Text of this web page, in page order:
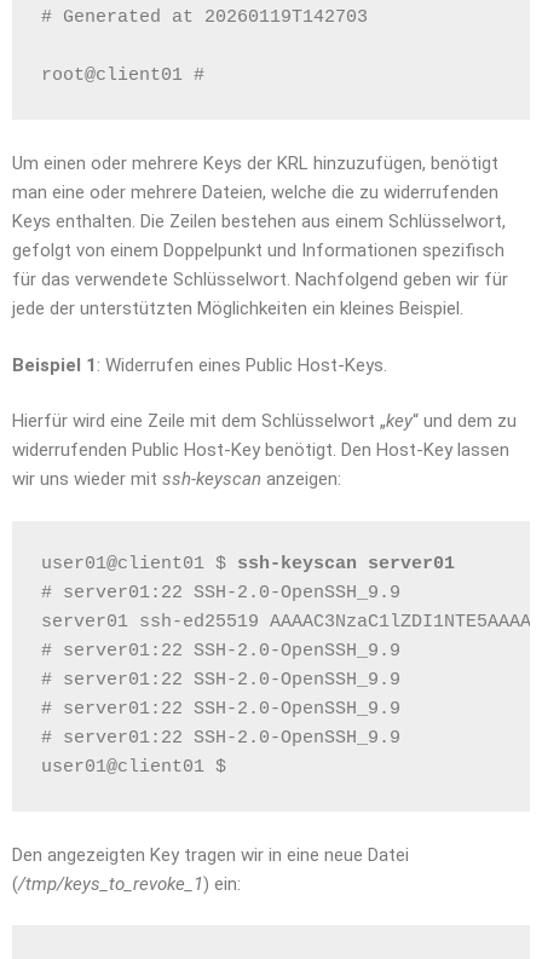
# Generated at 20260119T142703
root@client01 #
Um einen oder mehrere Keys der KRL hinzuzufügen, benötigt
man eine oder mehrere Dateien, welche die zu widerrufenden
Keys enthalten. Die Zeilen bestehen aus einem Schlüsselwort,
gefolgt von einem Doppelpunkt und Informationen spezifisch
für das verwendete Schlüsselwort. Nachfolgend geben wir für
jede der unterstützten Möglichkeiten ein kleines Beispiel.
Beispiel 1 : Widerrufen eines Public Host-Keys.
Hierfür wird eine Zeile mit dem Schlüsselwort „key“ und dem zu
widerrufenden Public Host-Key benötigt. Den Host-Key lassen
wir uns wieder mit ssh-keyscan anzeigen:
user01@client01 $ ssh-keyscan server01
# server01:22 SSH-2.0-OpenSSH_9.9
server01 ssh-ed25519
# server01:22 SSH-2.0-OpenSSH_9.9
# server01:22 SSH-2.0-OpenSSH_9.9
# server01:22 SSH-2.0-OpenSSH_9.9
# server01:22 SSH-2.0-OpenSSH_9.9
user01@client01 $
Den angezeigten Key tragen wir in eine neue Datei
(/tmp/keys_to_revoke_1) ein: